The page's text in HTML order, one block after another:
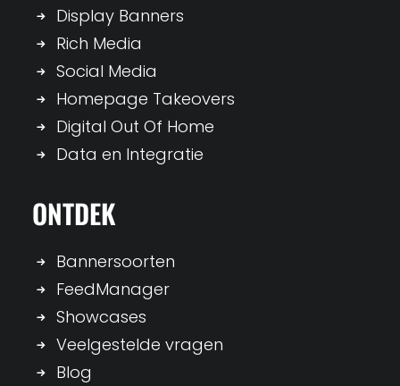
Display Banners
Rich Media
Social Media
Homepage Takeovers
Digital Out Of Home
Data en Integratie
ONTDEK
Bannersoorten
FeedManager
Showcases
Veelgestelde vragen
Blog